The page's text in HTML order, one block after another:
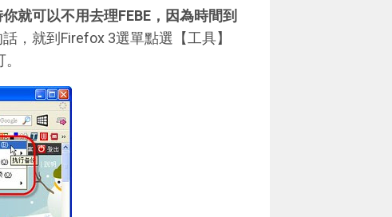
就可以不用去理FEBE，因為時間到
，就到Firefox 3選單點選【工具】